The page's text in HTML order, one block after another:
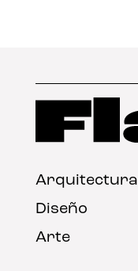
Arquitectura
Diseño
Arte